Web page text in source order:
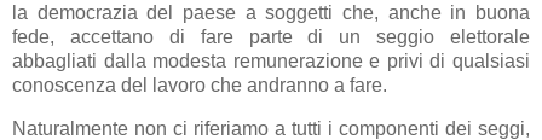
la democrazia del paese a soggetti che, anche in buona
fede, accettano di fare parte di un seggio elettorale
abbagliati dalla modesta remunerazione e privi di qualsiasi
conoscenza del lavoro che andranno a fare.
Naturalmente non ci riferiamo a tutti i componenti dei seggi,